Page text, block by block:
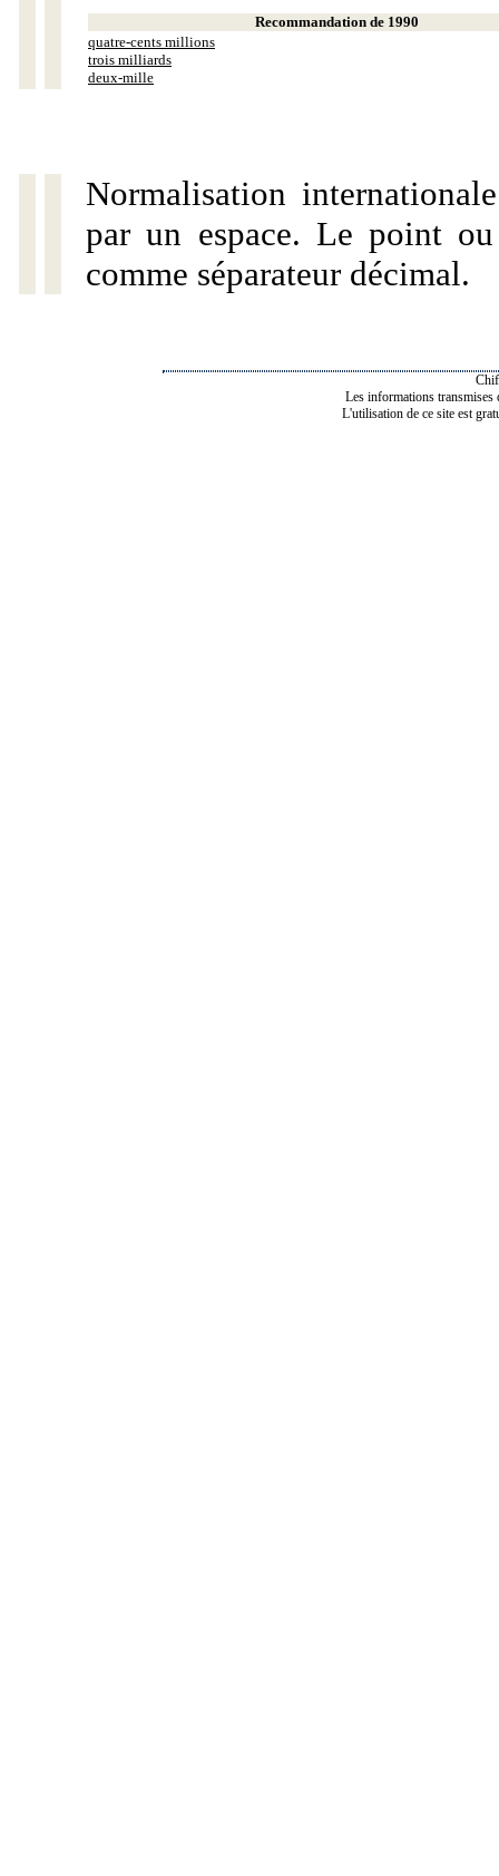
Recommandation de 1990
quatre-cents millions
trois milliards
deux-mille
Normalisation
par un espace. Le point
comme séparateur décimal.
Les informations transmises
L'utilisation de ce site est